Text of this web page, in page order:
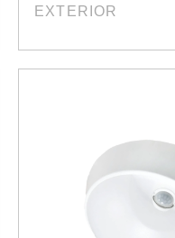
EXTERIOR